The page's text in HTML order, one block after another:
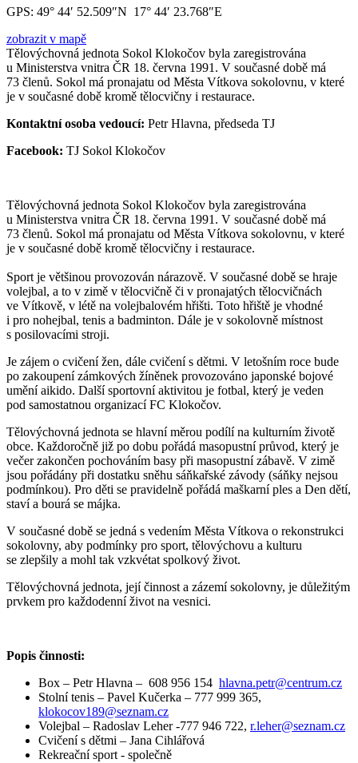
GPS: 49° 44′ 52.509″N 17° 44′ 23.768″E
zobrazit v mapě
Tělovýchovná jednota Sokol Klokočov byla zaregistrována
u Ministerstva vnitra ČR 18. června 1991. V současné době má
73 členů. Sokol má pronajatu od Města Vítkova sokolovnu, v které
je v současné době kromě tělocvičny i restaurace.
Kontaktní osoba vedoucí: Petr Hlavna, předseda TJ
Facebook: TJ Sokol Klokočov
Tělovýchovná jednota Sokol Klokočov byla zaregistrována
u Ministerstva vnitra ČR 18. června 1991. V současné době má
73 členů. Sokol má pronajatu od Města Vítkova sokolovnu, v které
je v současné době kromě tělocvičny i restaurace.
Sport je většinou provozován nárazově. V současné době se hraje
volejbal, a to v zimě v tělocvičně či v pronajatých tělocvičnách
ve Vítkově, v létě na volejbalovém hřišti. Toto hřiště je vhodné
i pro nohejbal, tenis a badminton. Dále je v sokolovně místnost
s posilovacími stroji.
Je zájem o cvičení žen, dále cvičení s dětmi. V letošním roce bude
po zakoupení zámkových žíněnek provozováno japonské bojové
umění aikido. Další sportovní aktivitou je fotbal, který je veden
pod samostatnou organizací FC Klokočov.
Tělovýchovná jednota se hlavní měrou podílí na kulturním životě
obce. Každoročně již po dobu pořádá masopustní průvod, který je
večer zakončen pochováním basy při masopustní zábavě. V zimě
jsou pořádány při dostatku sněhu sáňkařské závody (sáňky nejsou
podmínkou). Pro děti se pravidelně pořádá maškarní ples a Den dětí,
staví a bourá se májka.
V současné době se jedná s vedením Města Vítkova o rekonstrukci
sokolovny, aby podmínky pro sport, tělovýchovu a kulturu
se zlepšily a mohl tak vzkvétat spolkový život.
Tělovýchovná jednota, její činnost a zázemí sokolovny, je důležitým
prvkem pro každodenní život na vesnici.
Popis činnosti:
Box – Petr Hlavna – 608 956 154 hlavna.petr@centrum.cz
Stolní tenis – Pavel Kučerka – 777 999 365,
klokocov189@seznam.cz
Volejbal – Radoslav Leher -777 946 722, r.leher@seznam.cz
Cvičení s dětmi – Jana Cihlářová
Rekreační sport - společně